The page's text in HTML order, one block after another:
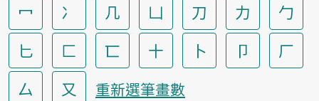
冖
冫 几 凵 刀 力
勹
匕
匚 匸 十 卜 卩
厂
厶
又 重新選筆畫數